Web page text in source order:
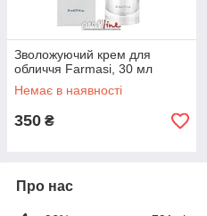
Зволожуючий крем для
обличчя Farmasi, 30 мл
Немає в наявності
350 ₴
Про нас